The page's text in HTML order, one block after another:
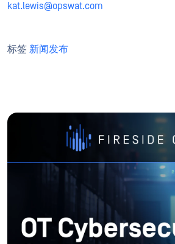
kat.lewis@opswat.com
标签 新闻发布